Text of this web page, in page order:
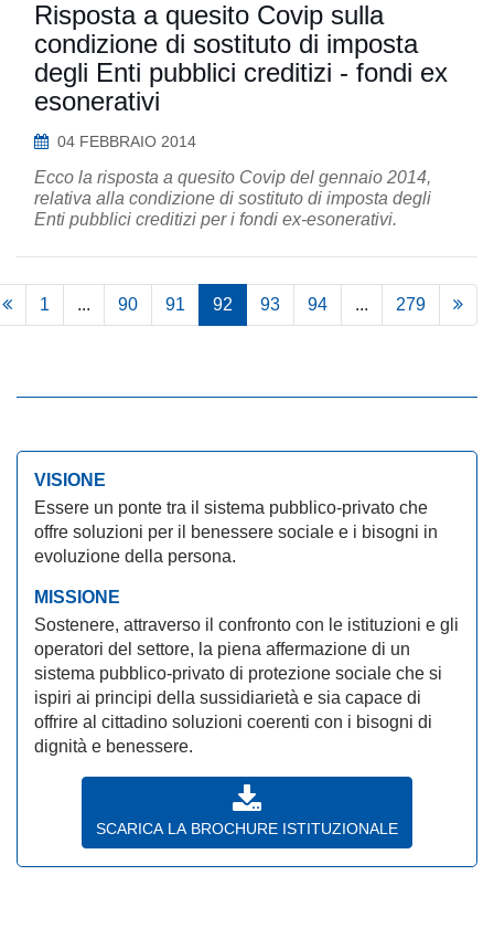
Risposta a quesito Covip sulla
condizione di sostituto di imposta
degli Enti pubblici creditizi - fondi ex
esonerativi
04 FEBBRAIO 2014
Ecco la risposta a quesito Covip del gennaio 2014,
relativa alla condizione di sostituto di imposta degli
Enti pubblici creditizi per i fondi ex-esonerativi.
1 ... 90 91 92 93 94 ... 279
VISIONE
Essere un ponte tra il sistema pubblico-privato che
offre soluzioni per il benessere sociale e i bisogni in
evoluzione della persona.
MISSIONE
Sostenere, attraverso il confronto con le istituzioni e gli
operatori del settore, la piena affermazione di un
sistema pubblico-privato di protezione sociale che si
ispiri ai principi della sussidiarietà e sia capace di
offrire al cittadino soluzioni coerenti con i bisogni di
dignità e benessere.
SCARICA LA BROCHURE ISTITUZIONALE